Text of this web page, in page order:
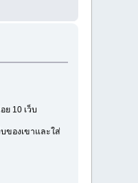
ย 10 เว็บ
ของเขาและใส่